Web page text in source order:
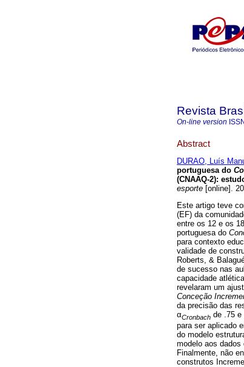
Revista
On-line version ISSN
Abstract
DURAO, Luís
portuguesa do
(CNAAQ-2):
esporte [online].
Este artigo teve
(EF) da
entre os 12 e os
portuguesa do
para contexto
validade de
Roberts, &
de sucesso nas
capacidade
revelaram um
Conceção
da precisão das
αCronbach de .75 e
para ser aplicado
do modelo
modelo aos
Finalmente, não
construtos